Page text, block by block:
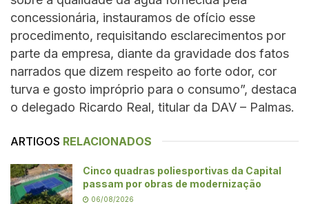
concessionária, instauramos de ofício esse
procedimento, requisitando esclarecimentos por
parte da empresa, diante da gravidade dos fatos
narrados que dizem respeito ao forte odor, cor
turva e gosto impróprio para o consumo”, destaca
o delegado Ricardo Real, titular da DAV – Palmas.
ARTIGOS RELACIONADOS
Cinco quadras poliesportivas da Capital
passam por obras de modernização
06/08/2026